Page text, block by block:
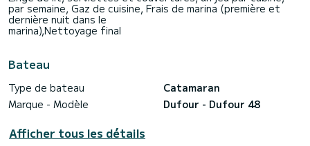
par semaine, Gaz de cuisine, Frais de marina (première et
dernière nuit dans le
marina),Nettoyage final
Bateau
Type de bateau
Catamaran
Marque - Modèle
Dufour - Dufour 48
Afficher tous les détails